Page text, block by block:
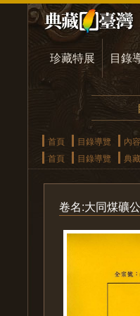
珍藏特展 目錄
首頁 目錄導覽 內
首頁
目錄導覽 典
卷名:大同煤礦